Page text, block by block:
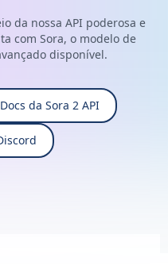
da nossa API poderosa e
com Sora, o modelo de
disponível.
Docs da Sora 2 API